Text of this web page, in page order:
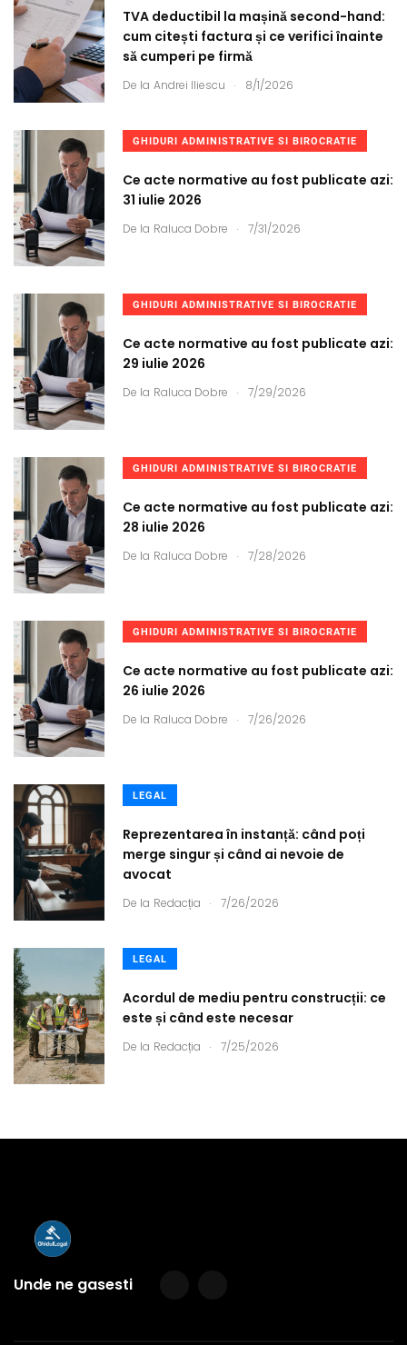
TVA deductibil la mașină second-hand:
cum citești factura și ce verifici înainte
să cumperi pe firmă
De la Andrei Iliescu . 8/1/2026
GHIDURI ADMINISTRATIVE SI BIROCRATIE
Ce acte normative au fost publicate azi:
31 iulie 2026
De la Raluca Dobre . 7/31/2026
GHIDURI ADMINISTRATIVE SI BIROCRATIE
Ce acte normative au fost publicate azi:
29 iulie 2026
De la Raluca Dobre . 7/29/2026
GHIDURI ADMINISTRATIVE SI BIROCRATIE
Ce acte normative au fost publicate azi:
28 iulie 2026
De la Raluca Dobre . 7/28/2026
GHIDURI ADMINISTRATIVE SI BIROCRATIE
Ce acte normative au fost publicate azi:
26 iulie 2026
De la Raluca Dobre . 7/26/2026
LEGAL
Reprezentarea în instanță: când poți
merge singur și când ai nevoie de
avocat
De la Redacția . 7/26/2026
LEGAL
Acordul de mediu pentru construcții: ce
este și când este necesar
De la Redacția . 7/25/2026
Unde ne gasesti